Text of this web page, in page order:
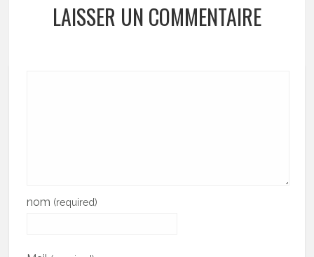
LAISSER UN COMMENTAIRE
nom (required)